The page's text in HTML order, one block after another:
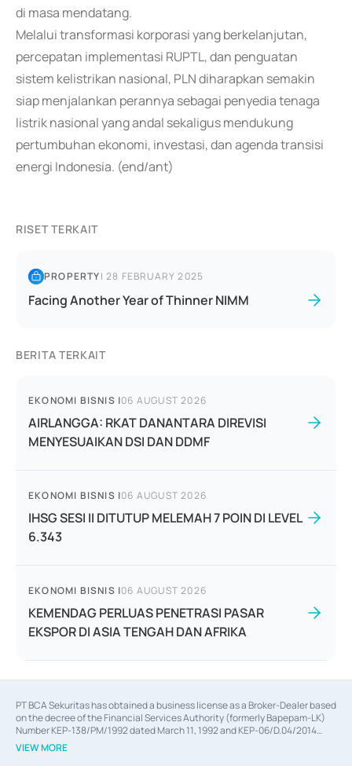
di masa mendatang.
Melalui transformasi korporasi yang berkelanjutan,
percepatan implementasi RUPTL, dan penguatan
sistem kelistrikan nasional, PLN diharapkan semakin
siap menjalankan perannya sebagai penyedia tenaga
listrik nasional yang andal sekaligus mendukung
pertumbuhan ekonomi, investasi, dan agenda transisi
energi Indonesia. (end/ant)
RISET TERKAIT
PROPERTY|28 FEBRUARY 2025
Facing Another Year of Thinner NIMM
BERITA TERKAIT
EKONOMI BISNIS |06 AUGUST 2026
AIRLANGGA: RKAT DANANTARA DIREVISI
MENYESUAIKAN DSI DAN DDMF
EKONOMI BISNIS |06 AUGUST 2026
IHSG SESI II DITUTUP MELEMAH 7 POIN DI LEVEL
6.343
EKONOMI BISNIS |06 AUGUST 2026
KEMENDAG PERLUAS PENETRASI PASAR
EKSPOR DI ASIA TENGAH DAN AFRIKA
PT BCA Sekuritas has obtained a business license as a Broker-Dealer based
on the decree of the Financial Services Authority (formerly Bapepam-LK)
Number KEP-138/PM/1992 dated March 11, 1992 and KEP-06/D.04/2014
dated February 28, 2014, a business license as an Underwriter based on the
decree of the Financial Services Authority Number KEP-12/PM/PEE/1997
VIEW MORE